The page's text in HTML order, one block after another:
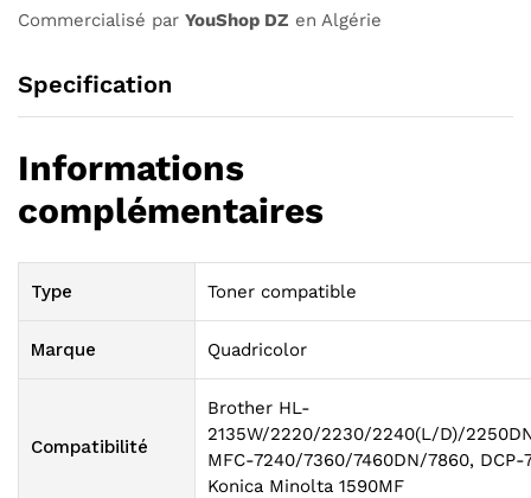
Commercialisé par YouShop DZ en Algérie
Specification
Informations
complémentaires
Type Toner compatible
Marque Quadricolor
Compatibilité
Brother HL-
2135W/2220/2230/2240(L/D)/
MFC-7240/7360/7460DN/7860,
Konica Minolta 1590MF